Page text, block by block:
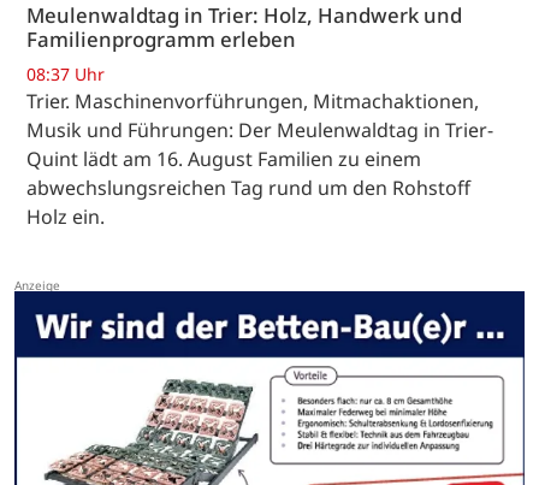
Meulenwaldtag in Trier: Holz, Handwerk und
Familienprogramm erleben
08:37 Uhr
Trier. Maschinenvorführungen, Mitmachaktionen,
Musik und Führungen: Der Meulenwaldtag in Trier-
Quint lädt am 16. August Familien zu einem
abwechslungsreichen Tag rund um den Rohstoff
Holz ein.